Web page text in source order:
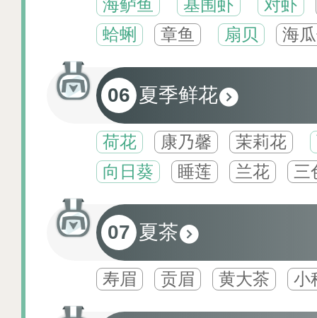
海鲈鱼
基围虾
对虾
蛤蜊
章鱼 扇贝 海
06 夏季鲜花
荷花 康乃馨 茉莉花
向日葵
睡莲 兰花 三
07 夏茶
寿眉 贡眉 黄大茶 小